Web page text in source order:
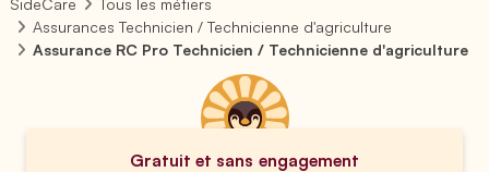
SideCare
Tous les métiers
Assurances Technicien / Technicienne d'agriculture
Assurance RC Pro Technicien / Technicienne d'agriculture
Gratuit et sans engagement